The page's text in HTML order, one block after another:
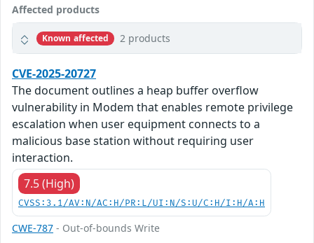
Affected products
Known affected 2 products
CVE-2025-20727
The document outlines a heap buffer overflow
vulnerability in Modem that enables remote privilege
escalation when user equipment connects to a
malicious base station without requiring user
interaction.
7.5 (High)
CVSS:3.1/AV:N/AC:H/PR:L/UI:N/S:U/C:H/I:H/A:H
CWE-787 - Out-of-bounds Write